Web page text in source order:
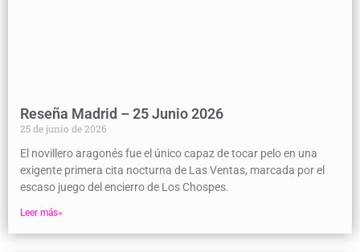
Reseña Madrid – 25 Junio 2026
25 de junio de 2026
El novillero aragonés fue el único capaz de tocar pelo en una
exigente primera cita nocturna de Las Ventas, marcada por el
escaso juego del encierro de Los Chospes.
Leer más»